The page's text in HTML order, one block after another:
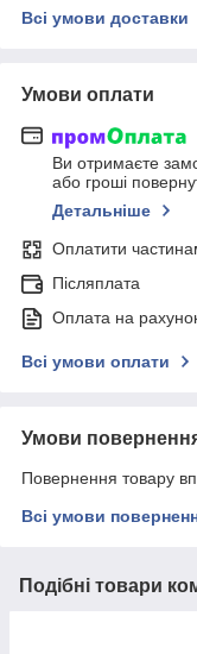
Всі умови доставки
Умови оплати
Ви отримаєте
або гроші
Детальніше
Оплатити
Післяплата
Оплата на
Всі умови оплати
Умови
Повернення товару
Всі умови
Подібні товари